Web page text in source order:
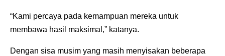
“Kami percaya pada kemampuan mereka untuk
membawa hasil maksimal,” katanya.
Dengan sisa musim yang masih menyisakan beberapa